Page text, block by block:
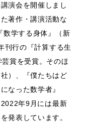
演会を開催しまし
著作・講演活動な
数学する身体』（新
刊行の『計算する生
賞を受賞。そのほ
）、『僕たちはど
なった数学者』
2022年9月には最新
発表しています。